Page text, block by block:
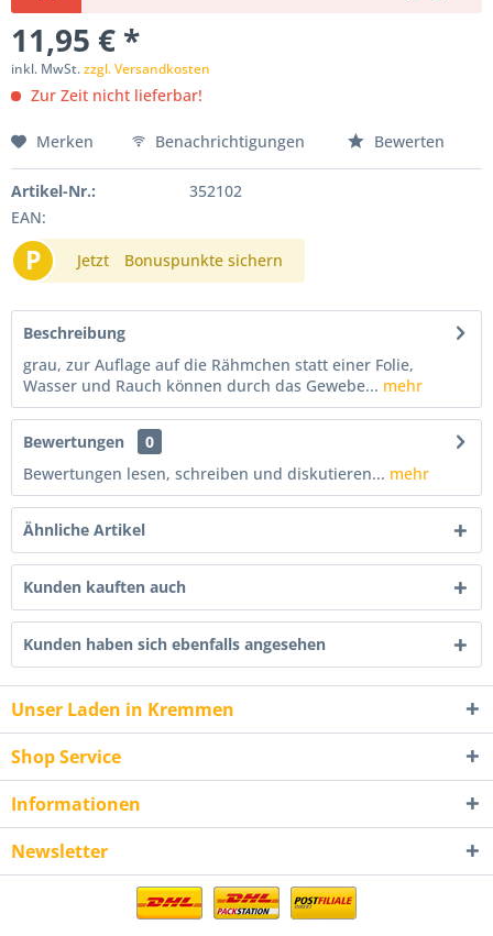
11,95 € *
inkl. MwSt.zzgl. Versandkosten
Zur Zeit nicht lieferbar!
Merken Benachrichtigungen Bewerten
Artikel-Nr.:
352102
EAN:
P Jetzt Bonuspunkte sichern
Beschreibung
grau, zur Auflage auf die Rähmchen statt einer Folie,
Wasser und Rauch können durch das Gewebe... mehr
Bewertungen
0
Bewertungen lesen, schreiben und diskutieren... mehr
Ähnliche Artikel
Kunden kauften auch
Kunden haben sich ebenfalls angesehen
Unser Laden in Kremmen
Shop Service
Informationen
Newsletter